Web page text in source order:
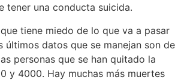
tener una conducta suicida.
tiene miedo de lo que va a pasar
últimos datos que se manejan son de
personas que se han quitado la
y 4000. Hay muchas más muertes